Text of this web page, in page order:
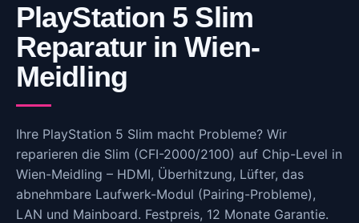
PlayStation 5 Slim
Reparatur in Wien-
Meidling
Ihre PlayStation 5 Slim macht Probleme? Wir
reparieren die Slim (CFI-2000/2100) auf Chip-Level in
Wien-Meidling – HDMI, Überhitzung, Lüfter, das
abnehmbare Laufwerk-Modul (Pairing-Probleme),
LAN und Mainboard. Festpreis, 12 Monate Garantie.